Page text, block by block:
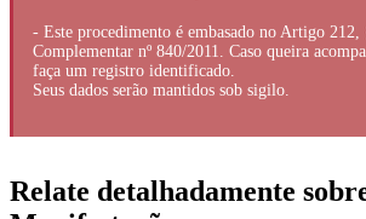
- Este procedimento é embasado no Artigo 212,
Complementar nº 840/2011. Caso queira
faça um registro identificado.
Seus dados serão mantidos sob sigilo.
Relate detalhadamente